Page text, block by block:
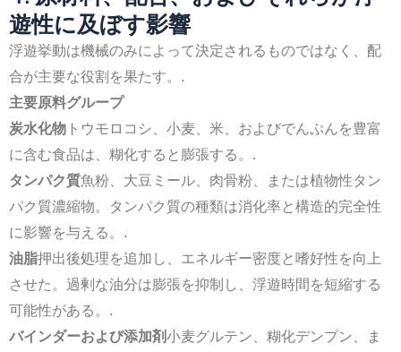
遊性に及ぼす影響
浮遊挙動は機械のみによって決定されるものではなく、配
合が主要な役割を果たす。.
主要原料グループ
炭水化物 トウモロコシ、小麦、米、およびでんぷんを豊富
に含む食品は、糊化すると膨張する。.
タンパク質魚粉、大豆ミール、肉骨粉、または植物性タン
パク質濃縮物。タンパク質の種類は消化率と構造的完全性
に影響を与える。.
油脂押出後処理を追加し、エネルギー密度と嗜好性を向上
させた。過剰な油分は膨張を抑制し、浮遊時間を短縮する
可能性がある。.
バインダーおよび添加剤小麦グルテン、糊化デンプン、ま